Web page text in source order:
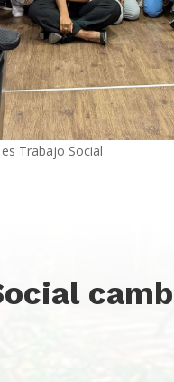
Trabajo Social